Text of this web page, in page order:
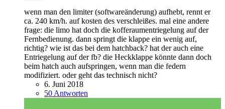
wenn man den limiter (softwareänderung) aufhebt, rennt er
ca. 240 km/h. auf kosten des verschleißes. mal eine andere
frage: die limo hat doch die kofferaumentriegelung auf der
Fernbedienung. dann springt die klappe ein wenig auf,
richtig? wie ist das bei dem hatchback? hat der auch eine
Entriegelung auf der fb? die Heckklappe könnte dann doch
beim hatch auch aufspringen, wenn man die federn
modifiziert. oder geht das technisch nicht?
6. Juni 2018
50 Antworten